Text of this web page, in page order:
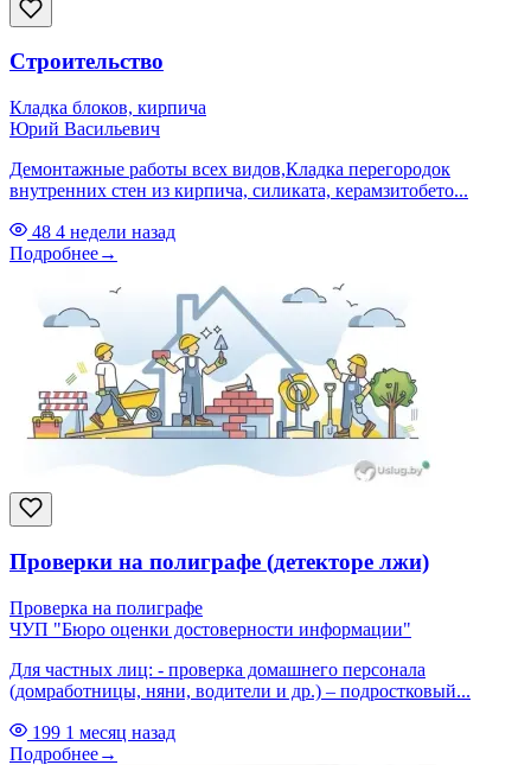
Строительство
Кладка блоков, кирпича
Юрий Васильевич
Демонтажные работы всех видов,Кладка перегородок
внутренних стен из кирпича, силиката, керамзитобето...
48 4 недели назад
Подробнее→
Проверки на полиграфе (детекторе лжи)
Проверка на полиграфе
ЧУП "Бюро оценки достоверности информации"
Для частных лиц: - проверка домашнего персонала
(домработницы, няни, водители и др.) – подростковый...
199 1 месяц назад
Подробнее→